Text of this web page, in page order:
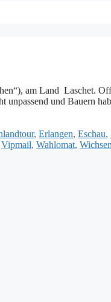
am Land Laschet.
und Bauern
, Erlangen, Eschau,
Vipmail, Wahlomat,